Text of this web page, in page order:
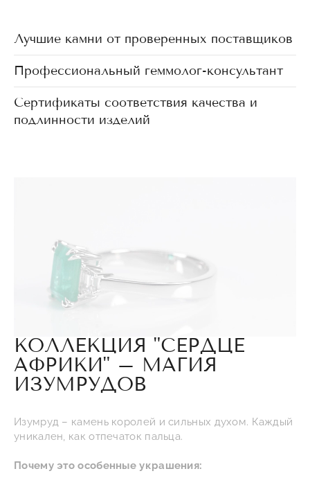
Лучшие камни от проверенных поставщиков
Профессиональный геммолог-консультант
Сертификаты соответствия качества и
подлинности изделий
КОЛЛЕКЦИЯ "СЕРДЦЕ
АФРИКИ" – МАГИЯ
ИЗУМРУДОВ
Изумруд – камень королей и сильных духом. Каждый
уникален, как отпечаток пальца.
Почему это особенные украшения: